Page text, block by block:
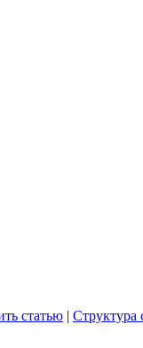
статью | Структура